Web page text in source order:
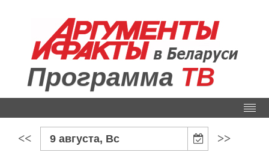
Программа ТВ
<< 9 августа, Вс >>